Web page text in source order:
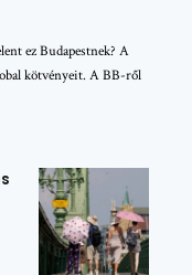
ez Budapestnek? A
kötvényeit. A BB-ről